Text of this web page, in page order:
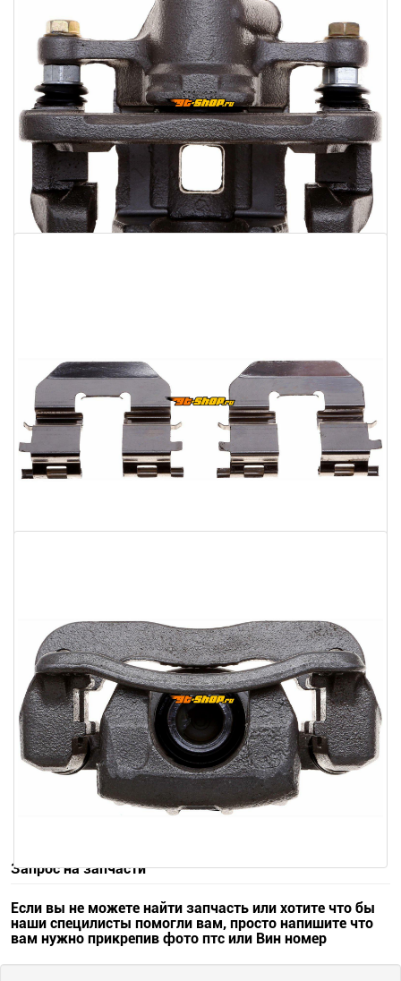
Запрос на запчасти
Если вы не можете найти запчасть или хотите что бы
наши специлисты помогли вам, просто напишите что
вам нужно прикрепив фото птс или Вин номер